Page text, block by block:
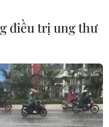
điều trị ung thư